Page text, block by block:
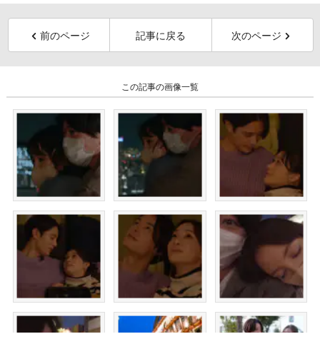
前のページ 記事に戻る 次のページ
この記事の画像一覧